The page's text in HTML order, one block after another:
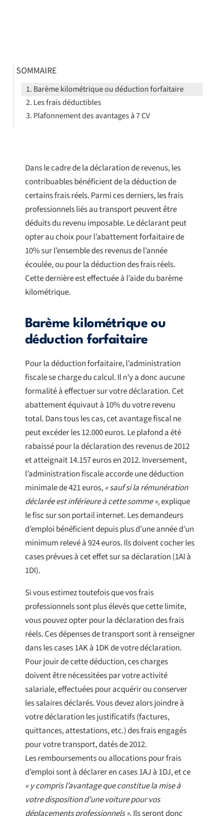
Dans le cadre de la déclaration de revenus, les
contribuables bénéficient de la déduction de
certains frais réels. Parmi ces derniers, les frais
professionnels liés au transport peuvent être
déduits du revenu imposable. Le déclarant peut
opter au choix pour l’abattement forfaitaire de
10% sur l’ensemble des revenus de l’année
écoulée, ou pour la déduction des frais réels.
Cette dernière est effectuée à l’aide du barème
kilométrique.
Barème kilométrique ou
déduction forfaitaire
Pour la déduction forfaitaire, l’administration
fiscale se charge du calcul. Il n’y a donc aucune
formalité à effectuer sur votre déclaration. Cet
abattement équivaut à 10% du votre revenu
total. Dans tous les cas, cet avantage fiscal ne
peut excéder les 12.000 euros. Le plafond a été
rabaissé pour la déclaration des revenus de 2012
et atteignait 14.157 euros en 2012. Inversement,
l’administration fiscale accorde une déduction
minimale de 421 euros,« sauf si la rémunération
déclarée est inférieure à cette somme », explique
le fisc sur son portail internet. Les demandeurs
d’emploi bénéficient depuis plus d’une année d’un
minimum relevé à 924 euros. Ils doivent cocher les
cases prévues à cet effet sur sa déclaration (1AI à
1DI).
Si vous estimez toutefois que vos frais
professionnels sont plus élevés que cette limite,
vous pouvez opter pour la déclaration des frais
réels. Ces dépenses de transport sont à renseigner
dans les cases 1AK à 1DK de votre déclaration.
Pour jouir de cette déduction, ces charges
doivent être nécessitées par votre activité
salariale, effectuées pour acquérir ou conserver
les salaires déclarés. Vous devez alors joindre à
votre déclaration les justificatifs (factures,
quittances, attestations, etc.) des frais engagés
pour votre transport, datés de 2012.
Les remboursements ou allocations pour frais
d’emploi sont à déclarer en cases 1AJ à 1DJ, et ce
« y compris l’avantage que constitue la mise à
votre disposition d’une voiture pour vos
déplacements professionnels ». Ils seront donc
SOMMAIRE
Barème kilométrique ou déduction forfaitaire
Les frais déductibles
Plafonnement des avantages à 7 CV